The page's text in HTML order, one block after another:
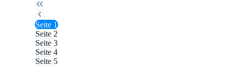
Seite 1
Seite 2
Seite 3
Seite 4
Seite 5